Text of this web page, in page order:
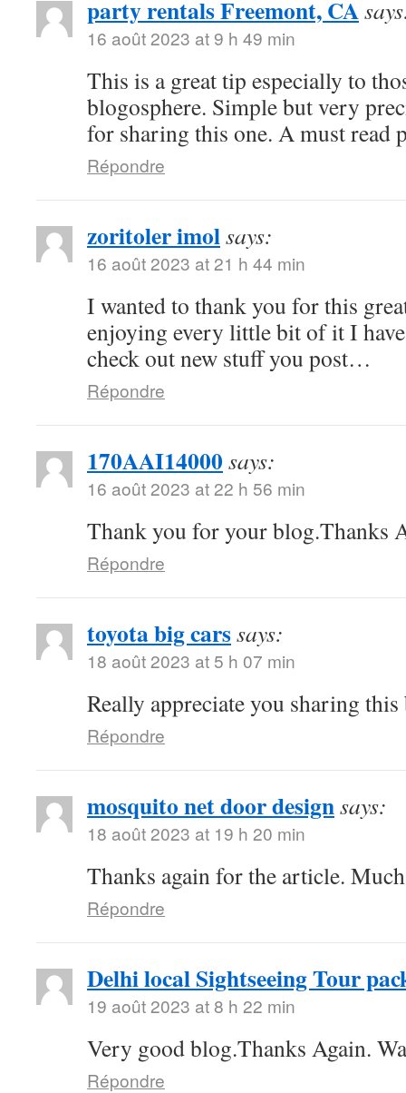
party rentals Freemont, CA
16 août 2023 at 9 h 49 min
This is a great tip especially to
blogosphere. Simple but very
for sharing this one. A must read
Répondre
zoritoler imolsays:
16 août 2023 at 21 h 44 min
I wanted to thank you for this
enjoying every little bit of it I
check out new stuff you post…
Répondre
170AAI14000says:
16 août 2023 at 22 h 56 min
Thank you for your blog.Thanks
Répondre
toyota big carssays:
18 août 2023 at 5 h 07 min
Really appreciate you sharing
Répondre
mosquito net door designsays:
18 août 2023 at 19 h 20 min
Thanks again for the article.
Répondre
Delhi local Sightseeing Tour
19 août 2023 at 8 h 22 min
Very good blog.Thanks Again.
Répondre